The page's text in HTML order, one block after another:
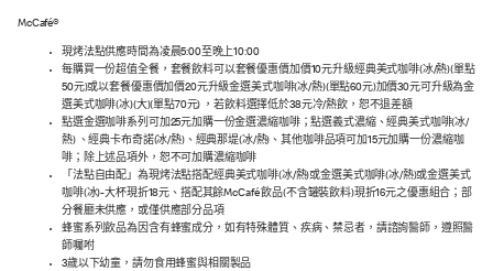
McCafé®
現烤法點供應時間為凌晨5:00至晚上10:00
每購買一份超值全餐，套餐飲料可以套餐優惠價加價10元升級經典美式咖啡(冰/熱)(單點
50元)或以套餐優惠價加價20元升級金選美式咖啡(冰/熱)(單點60元)加價30元可升級為金
選美式咖啡(冰)(大)(單點70元) ，若飲料選擇低於38元冷/熱飲，恕不退差額
點選金選咖啡系列可加25元加購一份金選濃縮咖啡；點選義式濃縮、經典美式咖啡(冰/
熱) 、經典卡布奇諾(冰/熱)、經典那堤(冰/熱)、其他咖啡品項可加15元加購一份濃縮咖
啡；除上述品項外，恕不可加購濃縮咖啡
「法點自由配」為現烤法點搭配經典美式咖啡(冰/熱)或金選美式咖啡(冰/熱)或金選美式
咖啡(冰)-大杯現折18元、搭配其餘McCafé 飲品(不含罐裝飲料)現折16元之優惠組合；部
分餐廳未供應，或僅供應部分品項
蜂蜜系列飲品為因含有蜂蜜成分，如有特殊體質、疾病、禁忌者，請諮詢醫師，遵照醫
師囑咐
3歲以下幼童，請勿食用蜂蜜與相關製品